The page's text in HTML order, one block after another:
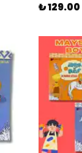
₺ 129.00